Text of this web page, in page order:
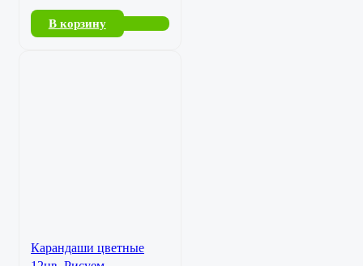
В корзину
Карандаши цветные